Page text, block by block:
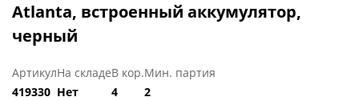
Atlanta, встроенный аккумулятор,
черный
Артикул
419330
На складе
Нет
В кор.
4
Мин. партия
2